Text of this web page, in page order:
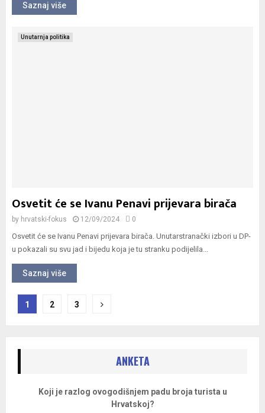
Saznaj više
Unutarnja politika
Osvetit će se Ivanu Penavi prijevara birača
by hrvatski-fokus 12/09/2024 0
Osvetit će se Ivanu Penavi prijevara birača. Unutarstranački izbori u DP-
u pokazali su svu jad i bijedu koja je tu stranku podijelila...
Saznaj više
Navigacija
1 2 3
ANKETA
Koji je razlog ovogodišnjem padu broja turista u
Hrvatskoj?